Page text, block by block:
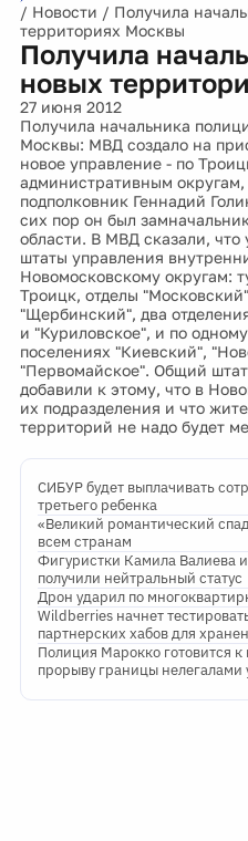
/ Новости / Получила
территориях Москвы
Получила
новых
27 июня 2012
Получила начальника
Москвы: МВД создало на
новое управление - по
административным округам,
подполковник Геннадий
сих пор он был
области. В МВД сказали, что
штаты управления
Новомосковскому округам:
Троицк, отделы
"Щербинский", два
и "Куриловское", и по
поселениях "Киевский",
"Первомайское". Общий
добавили к этому, что в
их подразделения и что
территорий не надо будет
СИБУР будет выплачивать
третьего ребенка
«Великий романтический
всем странам
Фигуристки Камила Валиева
получили нейтральный статус
Дрон ударил по
Wildberries начнет
партнерских хабов для
Полиция Марокко готовится
прорыву границы нелегалами